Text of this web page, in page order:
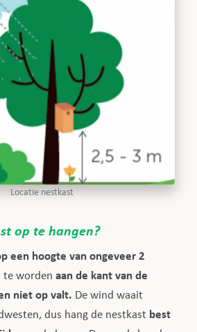
Locatie nestkast
op te hangen?
een hoogte van ongeveer 2
te worden aan de kant van de
niet op valt. De wind waait
dus hang de nestkast best